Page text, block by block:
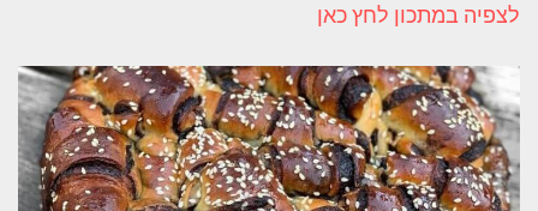
לצפיה במתכון לחץ כאן